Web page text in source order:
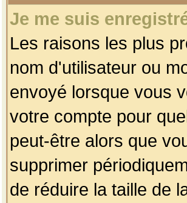
Je me suis
Les raisons les plus
nom d'utilisateur ou
envoyé lorsque vous
votre compte pour
peut-être alors que
supprimer
de réduire la taille de